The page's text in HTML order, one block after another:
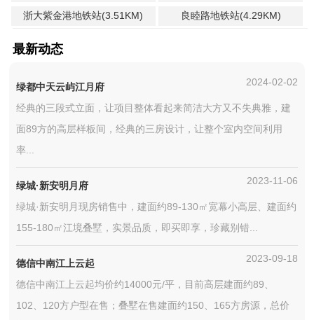
浙大紫金港地铁站(3.51KM) 良睦路地铁站(4.29KM)
最新动态
绿都中天云屿江月府 2024-02-02
经典的三段式立面，让项目整体看起来简洁大方又不失典雅，建
面89方的高层样板间，经典的三房设计，让整个室内空间利用
率...
绿城·新安明月府 2023-11-06
绿城·新安明月现房销售中，建面约89-130㎡宽幕小高层、建面约
155-180㎡江境叠墅，实景品质，即买即享，珍藏别错...
德信中南江上云起 2023-09-18
德信中南江上云起均价约14000元/平，目前高层建面约89、
102、120方户型在售；叠墅在售建面约150、165方房源，总价